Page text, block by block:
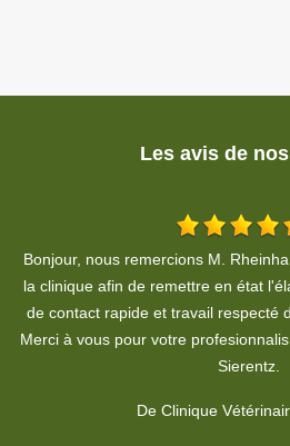
Les avis de
Très bon travail. Professionnel,
De Pierre